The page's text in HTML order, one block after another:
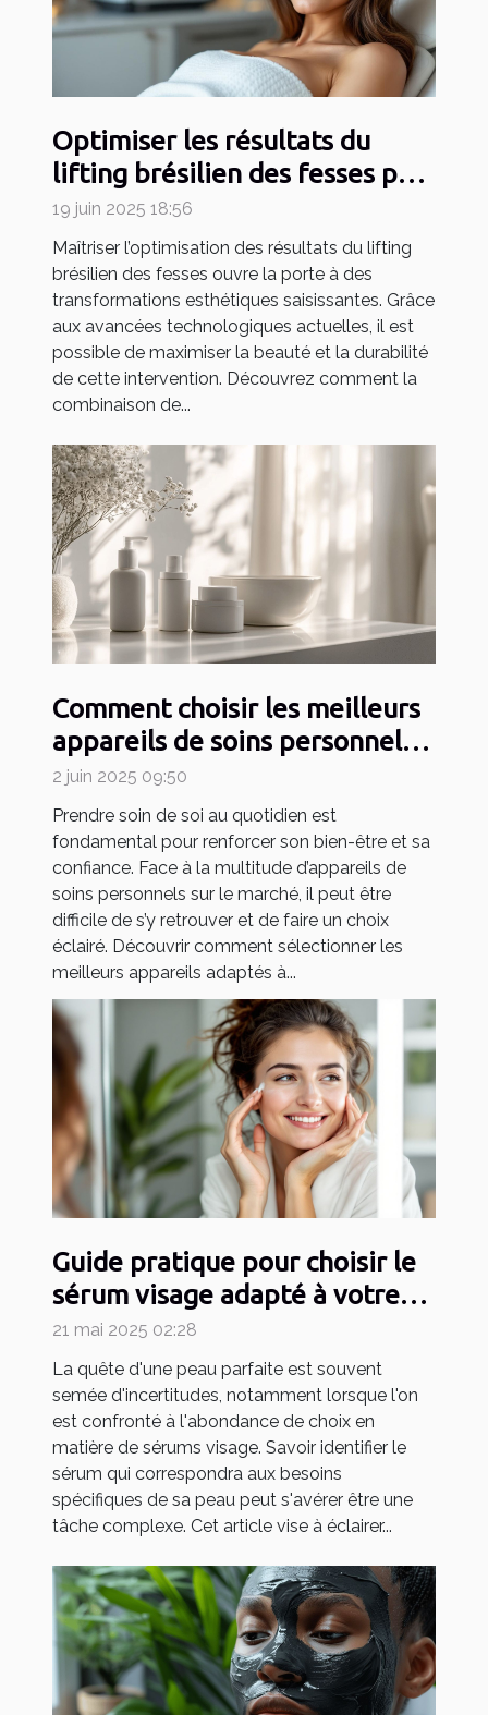
Optimiser les résultats du
lifting brésilien des fesses par
des technologies avancées
19 juin 2025 18:56
Maîtriser l’optimisation des résultats du lifting
brésilien des fesses ouvre la porte à des
transformations esthétiques saisissantes. Grâce
aux avancées technologiques actuelles, il est
possible de maximiser la beauté et la durabilité
de cette intervention. Découvrez comment la
combinaison de...
Comment choisir les meilleurs
appareils de soins personnels
pour votre routine quotidienne
2 juin 2025 09:50
Prendre soin de soi au quotidien est
fondamental pour renforcer son bien-être et sa
confiance. Face à la multitude d’appareils de
soins personnels sur le marché, il peut être
difficile de s’y retrouver et de faire un choix
éclairé. Découvrir comment sélectionner les
meilleurs appareils adaptés à...
Guide pratique pour choisir le
sérum visage adapté à votre
type de peau
21 mai 2025 02:28
La quête d'une peau parfaite est souvent
semée d'incertitudes, notamment lorsque l'on
est confronté à l'abondance de choix en
matière de sérums visage. Savoir identifier le
sérum qui correspondra aux besoins
spécifiques de sa peau peut s'avérer être une
tâche complexe. Cet article vise à éclairer...